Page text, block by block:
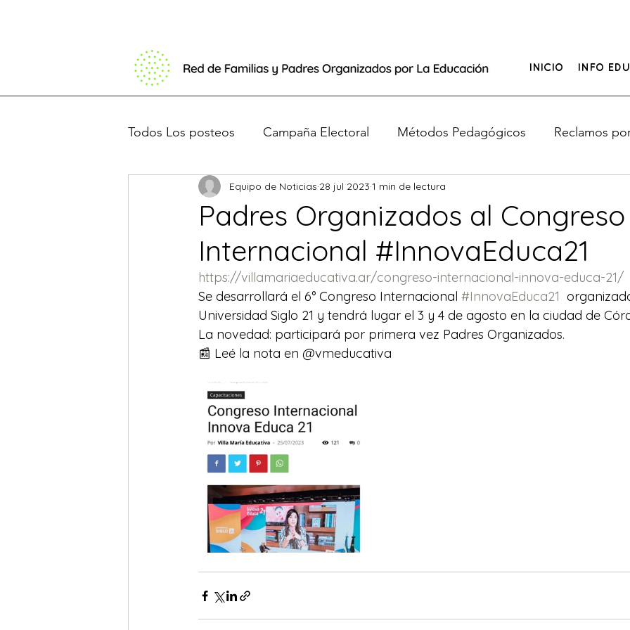
INICIO INFO
Todos Los posteos Campaña Electoral Métodos Pedagógicos Reclamos
Basta de Barbijos Debate de Educación ¿Tus hijos no tienen clases?
Presentación en el congreso
Padres Organizados al Congreso
Internacional #InnovaEduca21
Equipo de Noticias 28 jul 2023 1 min de lectura
https://villamariaeducativa.ar/congreso-internacional-innova-educa-21/
Se desarrollará el 6° Congreso Internacional #InnovaEduca21
Universidad Siglo 21 y tendrá lugar el 3 y 4 de agosto en la ciudad de
La novedad: participará por primera vez Padres Organizados.
📰 Leé la nota en @vmeducativa